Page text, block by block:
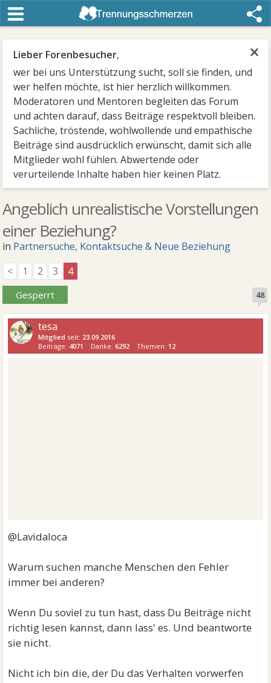
×
Lieber Forenbesucher,
wer bei uns Unterstützung sucht, soll sie finden, und
wer helfen möchte, ist hier herzlich willkommen.
Moderatoren und Mentoren begleiten das Forum
und achten darauf, dass Beiträge respektvoll bleiben.
Sachliche, tröstende, wohlwollende und empathische
Beiträge sind ausdrücklich erwünscht, damit sich alle
Mitglieder wohl fühlen. Abwertende oder
verurteilende Inhalte haben hier keinen Platz.
Angeblich unrealistische Vorstellungen
einer Beziehung?
in Partnersuche, Kontaktsuche & Neue Beziehung
<
1 2 3 4
Gesperrt 48
tesa
Mitglied seit: 23.09.2016
Beiträge: 4071 Danke:6292 Themen: 12
@Lavidaloca
Warum suchen manche Menschen den Fehler
immer bei anderen?
Wenn Du soviel zu tun hast, dass Du Beiträge nicht
richtig lesen kannst, dann lass' es. Und beantworte
sie nicht.
Nicht ich bin die, der Du das Verhalten vorwerfen